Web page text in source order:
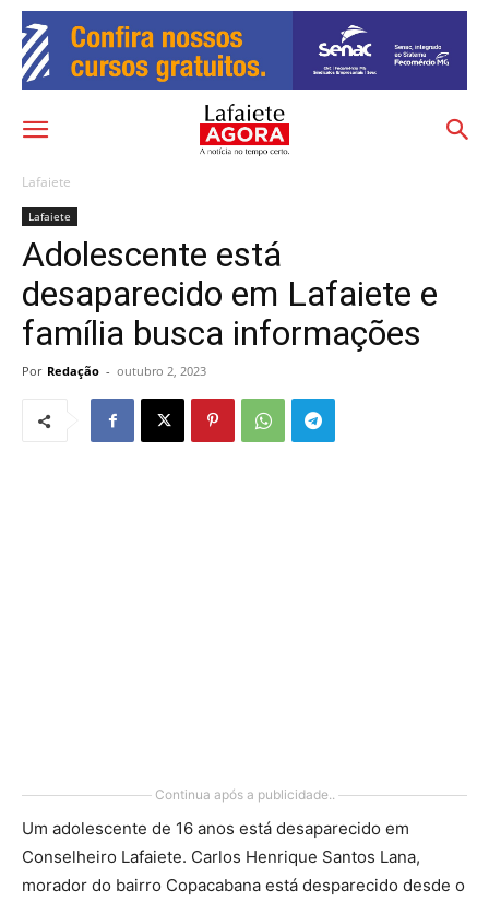
Lafaiete
Lafaiete
Adolescente está
desaparecido em Lafaiete e
família busca informações
Por Redação - outubro 2, 2023
Continua após a publicidade..
Um adolescente de 16 anos está desaparecido em
Conselheiro Lafaiete. Carlos Henrique Santos Lana,
morador do bairro Copacabana está desparecido desde o